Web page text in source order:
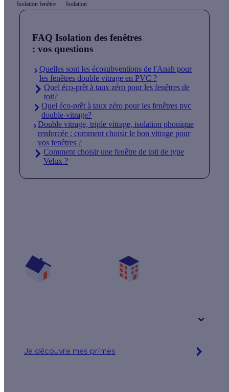
Isolation fenêtre Isolation
FAQ Isolation des fenêtres
: vos questions
Quelles sont les écosubventions de l'Anah pour
les fenêtres double vitrage en PVC ?
Quel éco-prêt à taux zéro pour les fenêtres de
toit?
Quel éco-prêt à taux zéro pour les fenêtres pvc
double-vitrage?
Double vitrage, triple vitrage, isolation phonique
renforcée : comment choisir le bon vitrage pour
vos fenêtres ?
Comment choisir une fenêtre de toit de type
Velux ?
Je découvre mes primes